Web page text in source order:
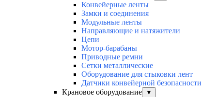
Конвейерные ленты
Замки и соединения
Модульные ленты
Направляющие и натяжители
Цепи
Мотор-барабаны
Приводные ремни
Сетки металлические
Оборудование для стыковки лент
Датчики конвейерной безопасности
Крановое оборудование
▼